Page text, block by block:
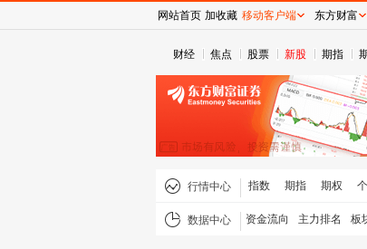
财经 焦点 股票 新股 期指
行情中心 指数 期指 期权
数据中心 资金流向 主力排名 板
网站首页 加收藏 移动客户端 东方财富